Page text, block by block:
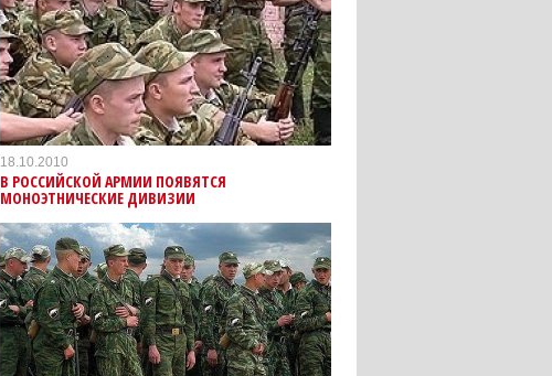
18.10.2010
В РОССИЙСКОЙ АРМИИ ПОЯВЯТСЯ
МОНОЭТНИЧЕСКИЕ ДИВИЗИИ